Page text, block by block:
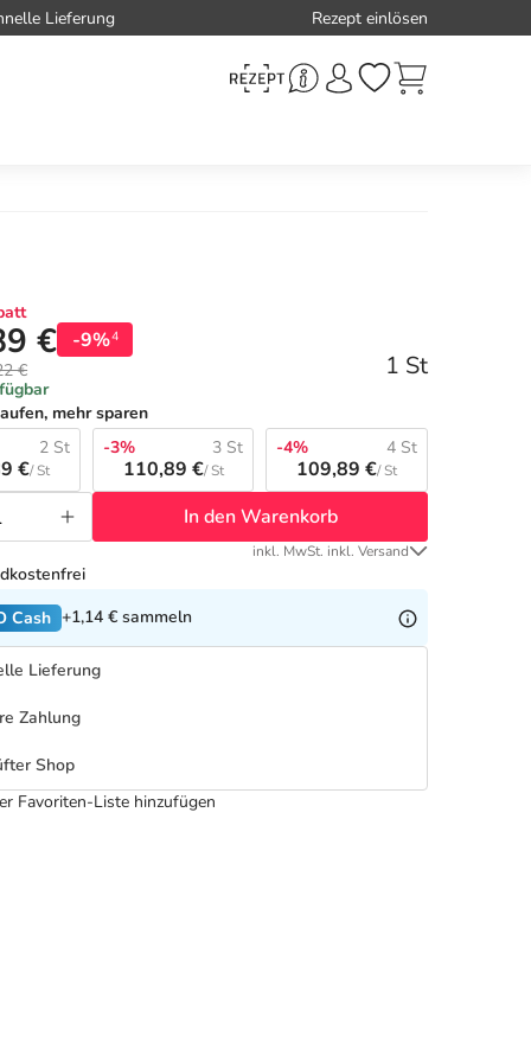
Lieferung Rezept einlösen
€ -9%4
€ 1 St
mehr sparen
2 St
€/ St
-3% 3 St
110,89 €/ St
-4% 4 St
109,89 €/ St
In den Warenkorb
inkl. MwSt. inkl. Versand
Cash +1,14 € sammeln
Lieferung
Zahlung
Shop
Favoriten-Liste hinzufügen